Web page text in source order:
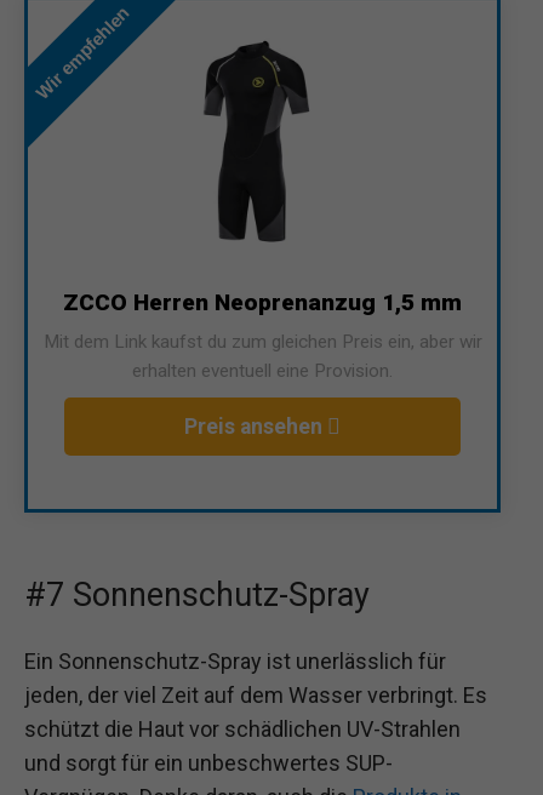
Wir empfehlen
ZCCO Herren Neoprenanzug 1,5 mm
Mit dem Link kaufst du zum gleichen Preis ein, aber wir
erhalten eventuell eine Provision.
Preis ansehen
#7 Sonnenschutz-Spray
Ein Sonnenschutz-Spray ist unerlässlich für
jeden, der viel Zeit auf dem Wasser verbringt. Es
schützt die Haut vor schädlichen UV-Strahlen
und sorgt für ein unbeschwertes SUP-